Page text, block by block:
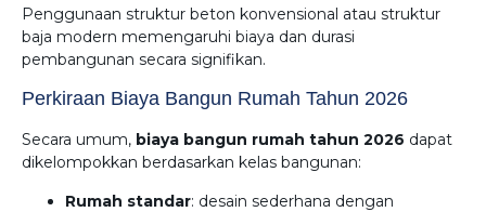
Penggunaan struktur beton konvensional atau struktur
baja modern memengaruhi biaya dan durasi
pembangunan secara signifikan.
Perkiraan Biaya Bangun Rumah Tahun 2026
Secara umum, biaya bangun rumah tahun 2026 dapat
dikelompokkan berdasarkan kelas bangunan:
Rumah standar: desain sederhana dengan